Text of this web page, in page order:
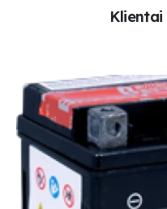
Klientai